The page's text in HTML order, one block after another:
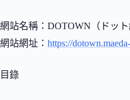
網站名稱：DOTOWN（ドット
網站網址： https://
目錄